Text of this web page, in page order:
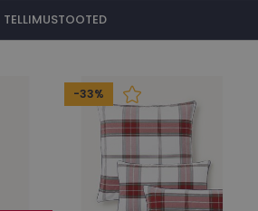
TELLIMUSTOOTED
-33%